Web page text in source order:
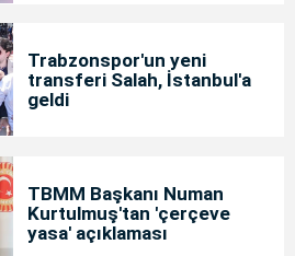
Trabzonspor'un yeni
transferi Salah, İstanbul'a
geldi
TBMM Başkanı Numan
Kurtulmuş'tan 'çerçeve
yasa' açıklaması